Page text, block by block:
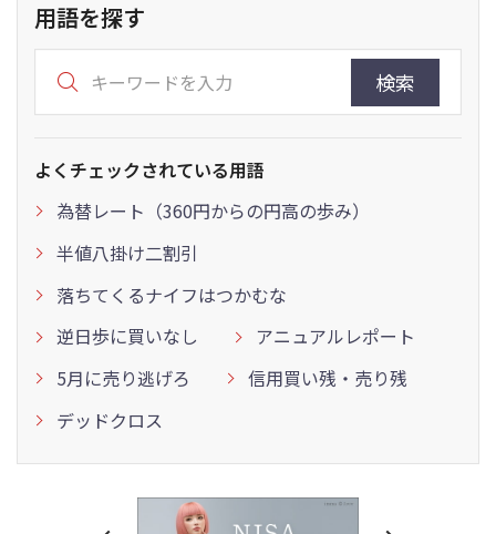
用語を探す
検索
よくチェックされている用語
為替レート（360円からの円高の歩み）
半値八掛け二割引
落ちてくるナイフはつかむな
逆日歩に買いなし
アニュアルレポート
5月に売り逃げろ
信用買い残・売り残
デッドクロス